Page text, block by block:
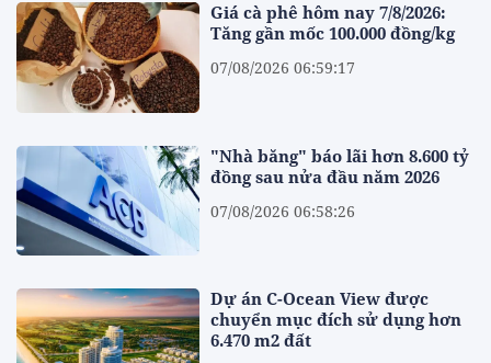
Giá cà phê hôm nay 7/8/2026:
Tăng gần mốc 100.000 đồng/kg
07/08/2026 06:59:17
"Nhà băng" báo lãi hơn 8.600 tỷ
đồng sau nửa đầu năm 2026
07/08/2026 06:58:26
Dự án C-Ocean View được
chuyển mục đích sử dụng hơn
6.470 m2 đất